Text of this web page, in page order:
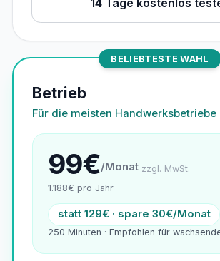
14 Tage kostenlos
BELIEBTESTE WAHL
Betrieb
Für die meisten Handwerksbetriebe
99€/Monat zzgl. MwSt.
1.188€ pro Jahr
statt 129€ · spare 30€/Monat
250 Minuten · Empfohlen für